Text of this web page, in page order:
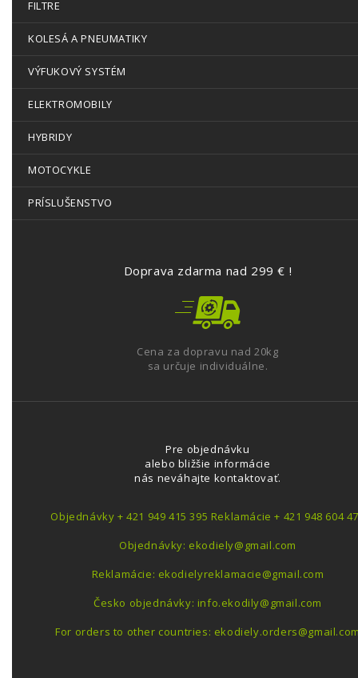
FILTRE
KOLESÁ A PNEUMATIKY
VÝFUKOVÝ SYSTÉM
ELEKTROMOBILY
HYBRIDY
MOTOCYKLE
PRÍSLUŠENSTVO
Doprava zdarma nad 299 € !
Cena za dopravu nad 20kg
sa určuje individuálne.
Pre objednávku
alebo bližšie informácie
nás neváhajte kontaktovať.
Objednávky + 421 949 415 395 Reklamácie + 421 948 604
Objednávky: ekodiely@gmail.com
Reklamácie: ekodielyreklamacie@gmail.com
Česko objednávky: info.ekodily@gmail.com
For orders to other countries: